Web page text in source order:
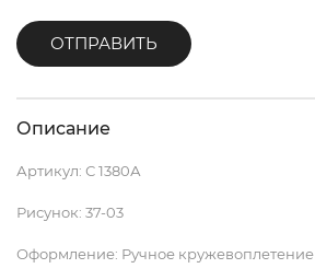
Описание
Артикул: С 1380А
Рисунок: 37-03
Оформление: Ручное кружевоплетение